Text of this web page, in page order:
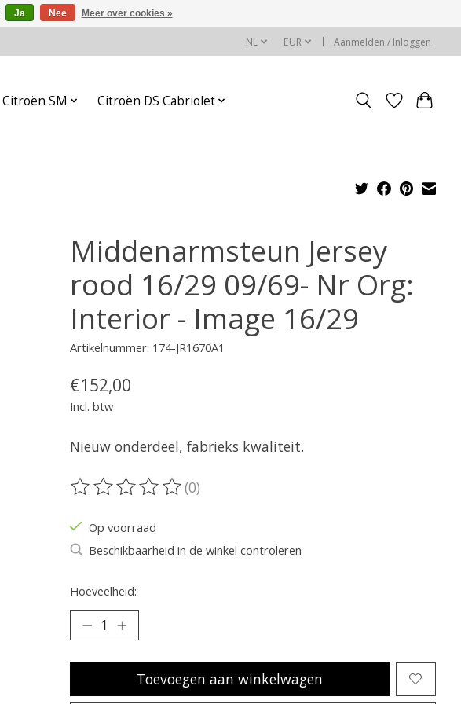
NL EUR Aanmelden / Inloggen
Citroën SM Citroën DS Cabriolet
Middenarmsteun Jersey
rood 16/29 09/69- Nr Org:
Interior - Image 16/29
Artikelnummer: 174-JR1670A1
€152,00
Incl. btw
Nieuw onderdeel, fabrieks kwaliteit.
De beoordeling van dit product is
(0)
Op voorraad
Beschikbaarheid in de winkel controleren
Hoeveelheid:
Toevoegen aan winkelwagen
Ja Nee Meer over cookies »